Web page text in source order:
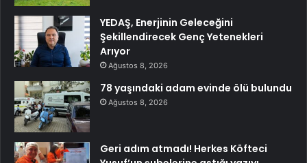
YEDAŞ, Enerjinin Geleceğini
Şekillendirecek Genç Yetenekleri
Arıyor
Ağustos 8, 2026
78 yaşındaki adam evinde ölü bulundu
Ağustos 8, 2026
Geri adım atmadı! Herkes Köfteci